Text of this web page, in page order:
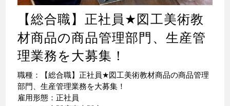
【総合職】正社員 ★図工美術教
材商品の商品管理部門、生産管
理業務を大募集！
職種：【総合職】正社員★図工美術教材商品の商品管理
部門、生産管理業務を大募集！
雇用形態：正社員